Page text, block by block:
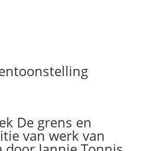
De grens en
van werk van